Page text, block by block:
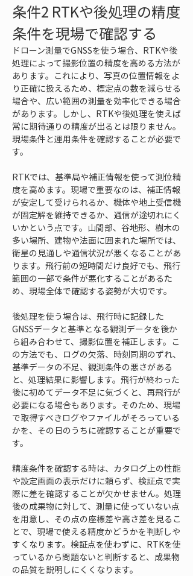
条件2 RTKや後処理の精度
条件を現場で確認する
ドローン測量でGNSSを使う場合、RTKや後
処理によって撮影位置の精度を高める方法が
あります。これにより、写真の位置情報をよ
り正確に扱えるため、標定点の数を減らせる
場合や、広い範囲の測量を効率化できる場合
があります。しかし、RTKや後処理を使えば
常に期待通りの精度が出るとは限りません。
現場条件と運用条件を確認することが必要で
す。
RTKでは、基準局や補正情報を使って測位精
度を高めます。現場で重要なのは、補正情報
が安定して受けられるか、機体や地上受信機
が固定解を維持できるか、通信が途切れにく
いかという点です。山間部、谷地形、樹木の
多い場所、建物や法面に囲まれた場所では、
衛星の見通しや通信状況が悪くなることがあ
ります。飛行前の短時間だけ良好でも、飛行
範囲の一部で条件が悪化することがあるた
め、現場全体で確認する姿勢が大切です。
後処理を使う場合は、飛行時に記録した
GNSSデータと基準となる観測データを後か
ら組み合わせて、撮影位置を補正します。こ
の方法でも、ログの欠落、時刻同期のずれ、
基準データの不足、観測条件の悪さがある
と、処理結果に影響します。飛行が終わった
後に初めてデータ不足に気づくと、再飛行が
必要になる場合もあります。そのため、現場
で取得すべきログやファイルがそろっている
かを、その日のうちに確認することが重要で
す。
精度条件を確認する時は、カタログ上の性能
や設定画面の表示だけに頼らず、検証点で実
際に差を確認することが欠かせません。処理
後の成果物に対して、測量に使っていない点
を用意し、その点の座標差や高さ差を見るこ
とで、現場で使える精度かどうかを判断しや
すくなります。検証点を使わずに、RTKを使
っているから問題ないと判断すると、成果物
の品質を説明しにくくなります。